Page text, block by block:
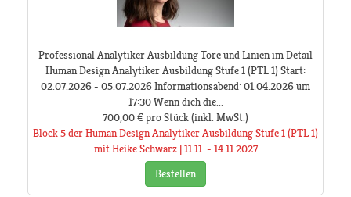
Professional Analytiker Ausbildung Tore und Linien im Detail
Human Design Analytiker Ausbildung Stufe 1 (PTL 1) Start:
02.07.2026 - 05.07.2026 Informationsabend: 01.04.2026 um
17:30 Wenn dich die...
700,00 €pro Stück(inkl. MwSt.)
Block 5 der Human Design Analytiker Ausbildung Stufe 1 (PTL 1)
mit Heike Schwarz | 11.11. - 14.11.2027
Bestellen